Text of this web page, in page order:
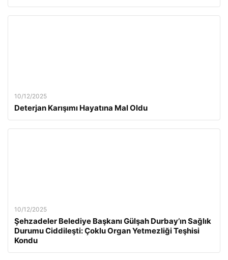
10/12/2025
Deterjan Karışımı Hayatına Mal Oldu
10/12/2025
Şehzadeler Belediye Başkanı Gülşah Durbay’ın Sağlık
Durumu Ciddileşti: Çoklu Organ Yetmezliği Teşhisi
Kondu